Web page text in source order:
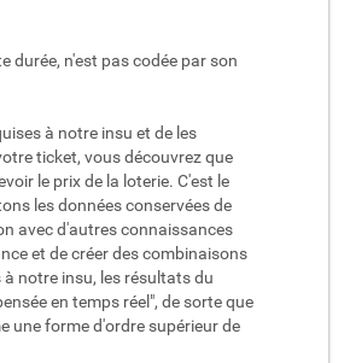
durée, n'est pas codée par son
à notre insu et de les
ticket, vous découvrez que
le prix de la loterie. C'est le
les données conservées de
avec d'autres connaissances
et de créer des combinaisons
notre insu, les résultats du
en temps réel", de sorte que
une forme d'ordre supérieur de